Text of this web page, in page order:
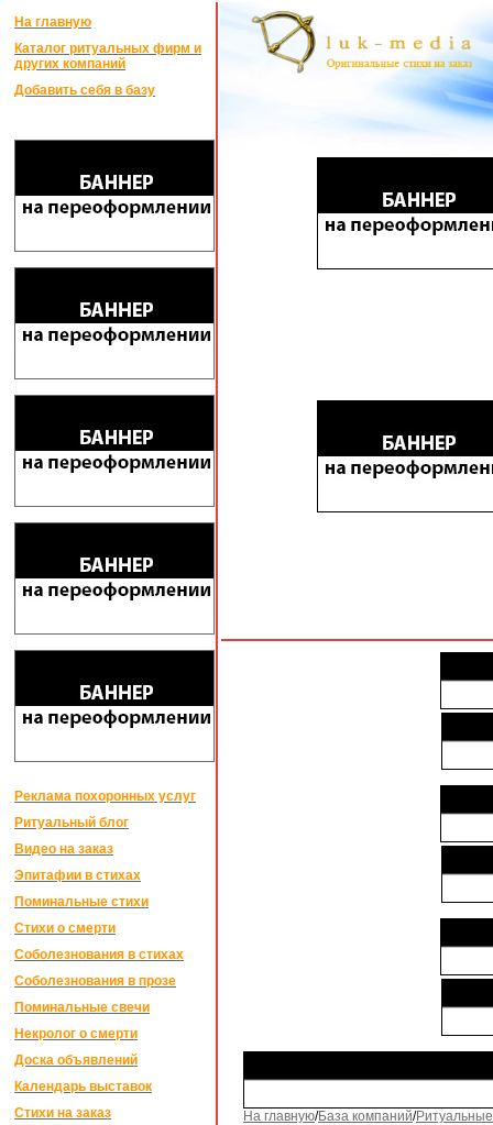
На главную
Каталог ритуальных фирм и
других компаний
Добавить себя в базу
Реклама похоронных услуг
Ритуальный блог
Видео на заказ
Эпитафии в стихах
Поминальные стихи
Стихи о смерти
Соболезнования в стихах
Соболезнования в прозе
Поминальные свечи
Некролог о смерти
Доска объявлений
Календарь выставок
Стихи на заказ
На главную/База компаний/